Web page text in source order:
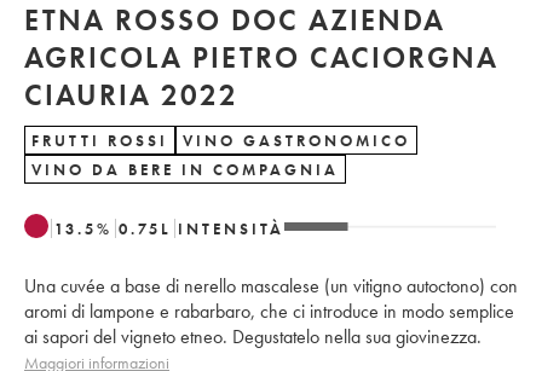
ETNA ROSSO DOC AZIENDA
AGRICOLA PIETRO CACIORGNA
CIAURIA 2022
FRUTTI ROSSI
VINO GASTRONOMICO
VINO DA BERE IN COMPAGNIA
13.5% 0.75 L INTENSITÀ
Una cuvée a base di nerello mascalese (un vitigno autoctono) con
aromi di lampone e rabarbaro, che ci introduce in modo semplice
ai sapori del vigneto etneo. Degustatelo nella sua giovinezza.
Maggiori informazioni